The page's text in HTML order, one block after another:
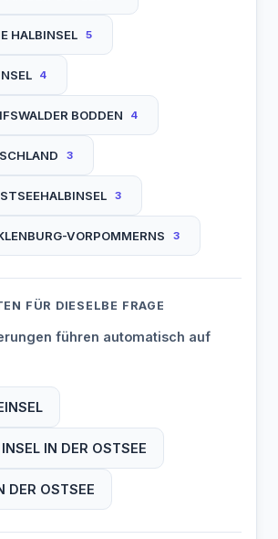
HALBINSEL 5
4
BODDEN 4
3
3
VORPOMMERNS 3
FÜR DIESELBE FRAGE
führen automatisch auf
IN DER OSTSEE
DER OSTSEE